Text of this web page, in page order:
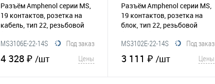
Разъём Amphenol серии MS,
19 контактов, розетка на
кабель, тип 22, резьбовой
Под заказ
MS3106E-22-14S
4 328 ₽ /шт Цены
Разъём Amphenol серии MS,
19 контактов, розетка на
блок, тип 22, резьбовой
Под заказ
MS3102E-22-14S
3 111 ₽ /шт Цены